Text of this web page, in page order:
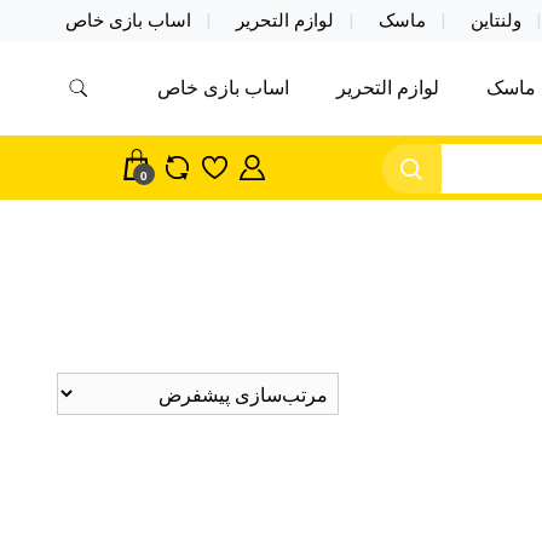
ولنتاین ماسک لوازم التحریر اساب بازی خاص
اکسسوری ماسک در واردات مستقیم
ماسک لوازم التحریر اساب بازی خاص
0